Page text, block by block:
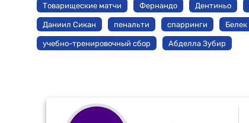
Товарищеские матчи Фернандо Дентиньо
Даниил Сикан пенальти спарринги Белек
учебно-тренировочный сбор Абделла Зубир